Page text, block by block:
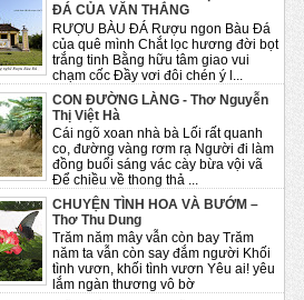
ĐÁ CỦA VĂN THẮNG
RƯỢU BÀU ĐÁ Rượu ngon Bàu Đá
của quê mình Chắt lọc hương đời bọt
trắng tinh Bằng hữu tâm giao vui
chạm cốc Đầy vơi đôi chén ý l...
CON ĐƯỜNG LÀNG - Thơ Nguyễn
Thị Việt Hà
Cái ngõ xoan nhà bà Lối rất quanh
co, đường vàng rơm rạ Người đi làm
đồng buổi sáng vác cày bừa vội vã
Để chiều về thong thả ...
CHUYỆN TÌNH HOA VÀ BƯỚM –
Thơ Thu Dung
Trăm năm mây vẫn còn bay Trăm
năm ta vẫn còn say đắm người Khối
tình vươn, khối tình vươn Yêu ai! yêu
lắm ngàn thương vô bờ